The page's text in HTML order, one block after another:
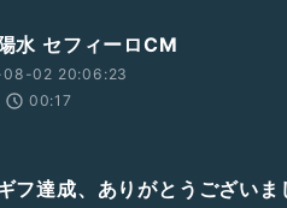
水 セフィーロCM
02 20:06:23
00:17
フ達成、ありがとうございま